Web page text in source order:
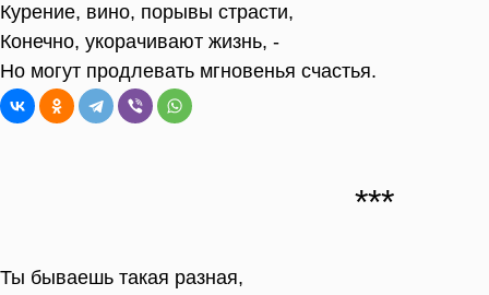
Курение, вино, порывы страсти,
Конечно, укорачивают жизнь, -
Но могут продлевать мгновенья счастья.
Ты бываешь такая разная,